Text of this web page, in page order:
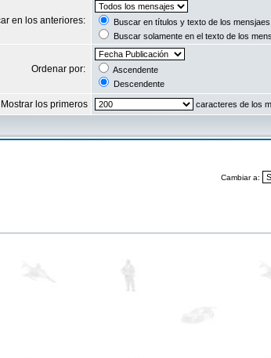
en los anteriores:
Buscar en títulos y texto de los mensjaes
Buscar solamente en el texto de los
Ordenar por:
Ascendente
Descendente
Mostrar los primeros caracteres de los
Cambiar a: